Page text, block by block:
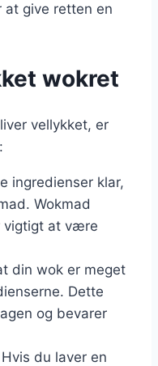
at give retten en
wokret
vellykket, er
ingredienser klar,
Wokmad
vigtigt at være
din wok er meget
Dette
og bevarer
du laver en